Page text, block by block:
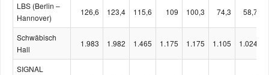
LBS (Berlin –
Hannover)
126,6 123,4 115,6 109 100,3 74,3 58,7
Schwäbisch
Hall
1.983 1.982 1.465 1.175 1.175 1.105 1.024
SIGNAL